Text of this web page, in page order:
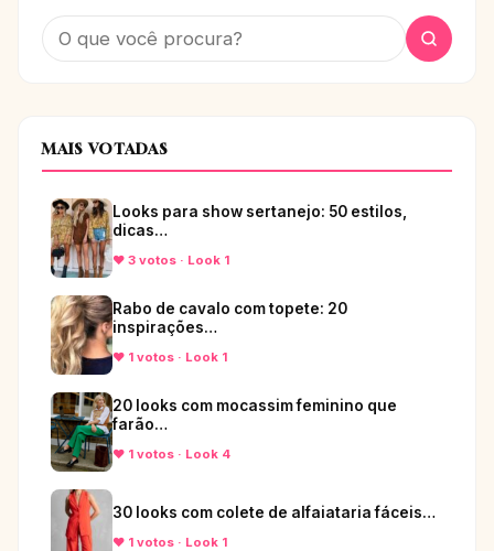
MAIS VOTADAS
Looks para show sertanejo: 50 estilos,
dicas…
♥ 3 votos · Look 1
Rabo de cavalo com topete: 20
inspirações…
♥ 1 votos · Look 1
20 looks com mocassim feminino que
farão…
♥ 1 votos · Look 4
30 looks com colete de alfaiataria fáceis…
♥ 1 votos · Look 1